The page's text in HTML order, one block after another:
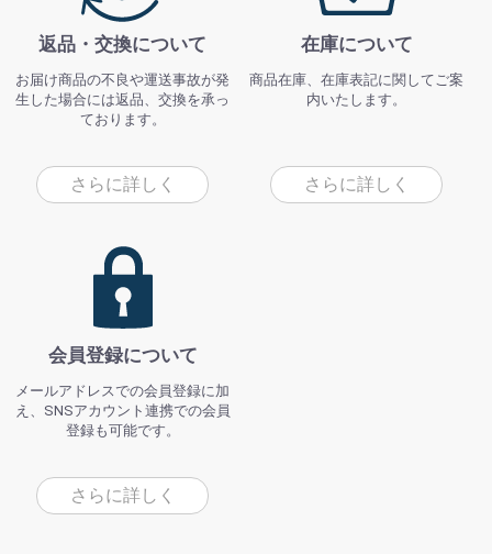
返品・交換について
お届け商品の不良や運送事故が発
生した場合には返品、交換を承っ
ております。
さらに詳しく
在庫について
商品在庫、在庫表記に関してご案
内いたします。
さらに詳しく
会員登録について
メールアドレスでの会員登録に加
え、SNSアカウント連携での会員
登録も可能です。
さらに詳しく